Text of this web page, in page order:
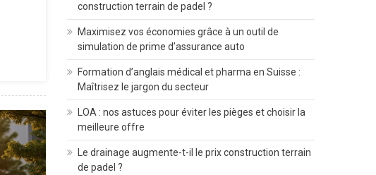
construction terrain de padel ?
Maximisez vos économies grâce à un outil de
simulation de prime d’assurance auto
Formation d’anglais médical et pharma en Suisse :
Maîtrisez le jargon du secteur
LOA : nos astuces pour éviter les pièges et choisir la
meilleure offre
Le drainage augmente-t-il le prix construction terrain
de padel ?